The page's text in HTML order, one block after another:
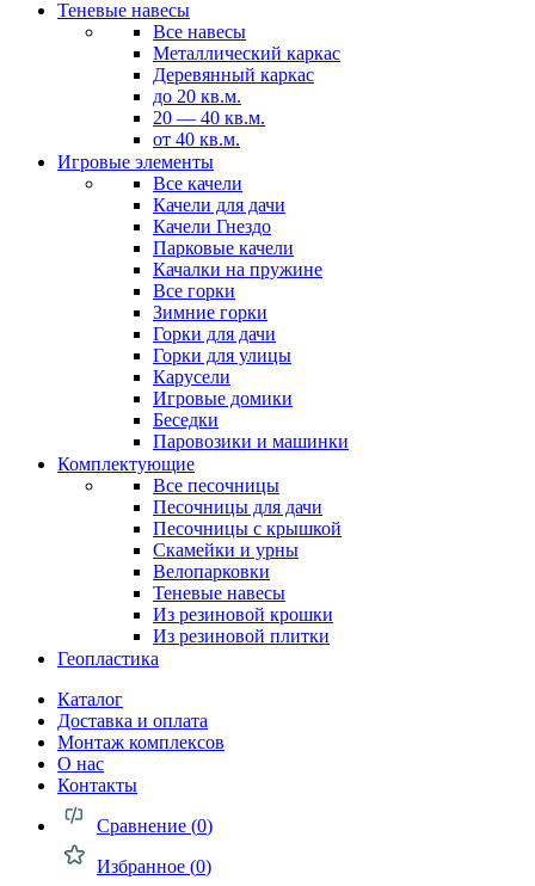
Теневые навесы
Все навесы
Металлический каркас
Деревянный каркас
до 20 кв.м.
20 — 40 кв.м.
от 40 кв.м.
Игровые элементы
Все качели
Качели для дачи
Качели Гнездо
Парковые качели
Качалки на пружине
Все горки
Зимние горки
Горки для дачи
Горки для улицы
Карусели
Игровые домики
Беседки
Паровозики и машинки
Комплектующие
Все песочницы
Песочницы для дачи
Песочницы с крышкой
Скамейки и урны
Велопарковки
Теневые навесы
Из резиновой крошки
Из резиновой плитки
Геопластика
Каталог
Доставка и оплата
Монтаж комплексов
О нас
Контакты
Сравнение (0)
Избранное (0)